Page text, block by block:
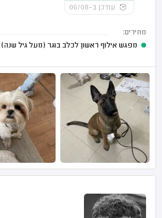
עודכן ב-06/08
מחירים:
מפגש אילוף ראשון לכלב בוגר (מעל גיל שנה)